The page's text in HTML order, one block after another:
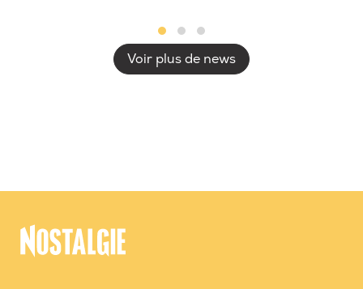
Voir plus de news